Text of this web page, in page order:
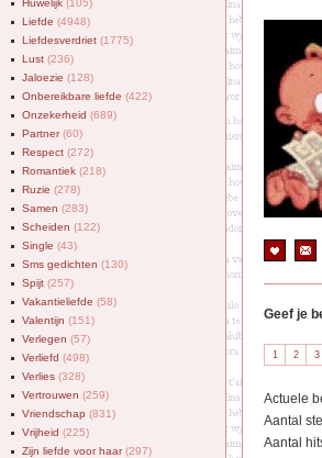
Geef je
Actuele
Aantal
Aantal
Huwelijk (105)
Liefde (4948)
Liefdesverdriet (1775)
Lust (236)
Jaloezie (128)
Onbereikbare liefde (422)
Onzekerheid (689)
Partner(60)
Respect (272)
Romantiek (218)
Ruzie (278)
Samen (283)
Scheiden (122)
Single (43)
Sms gedichten (130)
Spijt (257)
Vakantieliefde (58)
Valentijn (151)
Verlegen (57)
Verliefd (498)
Verlies (328)
Vertrouwen (259)
Vriendschap (831)
Vrijheid (225)
Zijn liefde voor haar(297)